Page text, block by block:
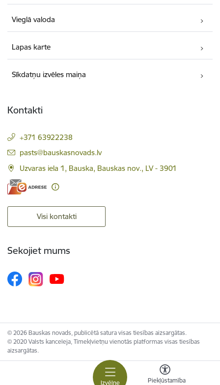
Izvēlne Piekļūstamība
Vieglā valoda
Lapas karte
Sīkdatņu izvēles maiņa
Kontakti
+371 63922238
E-pasts:
pasts@bauskasnovads.lv
Uzvaras iela 1, Bauska, Bauskas nov., LV - 3901
Visi kontakti
Sekojiet mums
© 2026 Bauskas novads, publicētā satura visas tiesības aizsargātas.
© 2020 Valsts kanceleja, Tīmekļvietņu vienotās platformas visas tiesības
aizsargātas.